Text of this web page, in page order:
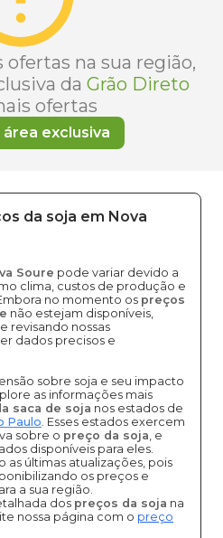
na sua região,
da Grão Direto
ofertas
exclusiva
da soja em Nova
Soure pode variar devido a
clima, custos de produção e
no momento os preços
não estejam disponíveis,
revisando nossas
dados precisos e
sobre soja e seu impacto
as informações mais
saca de soja nos estados de
Paulo. Esses estados exercem
sobre o preço da soja, e
disponíveis para eles.
as últimas atualizações, pois
os preços e
a sua região.
dos preços da soja na
nossa página com o preço